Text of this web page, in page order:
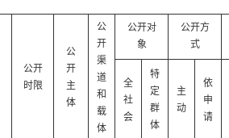
公开
时限
公
开
主
体
公
开
渠
道
和
载
体
公开对
象
公开方
式
全
社
会
特
定
群
体
主
动
依
申
请